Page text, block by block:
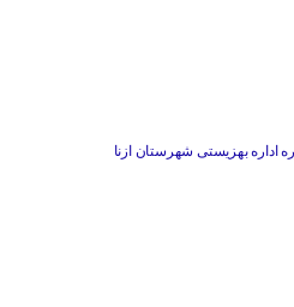
اداره بهزیستی شهرستان ازنا